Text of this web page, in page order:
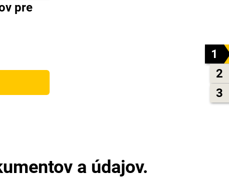
1
2
3
pre
a údajov.